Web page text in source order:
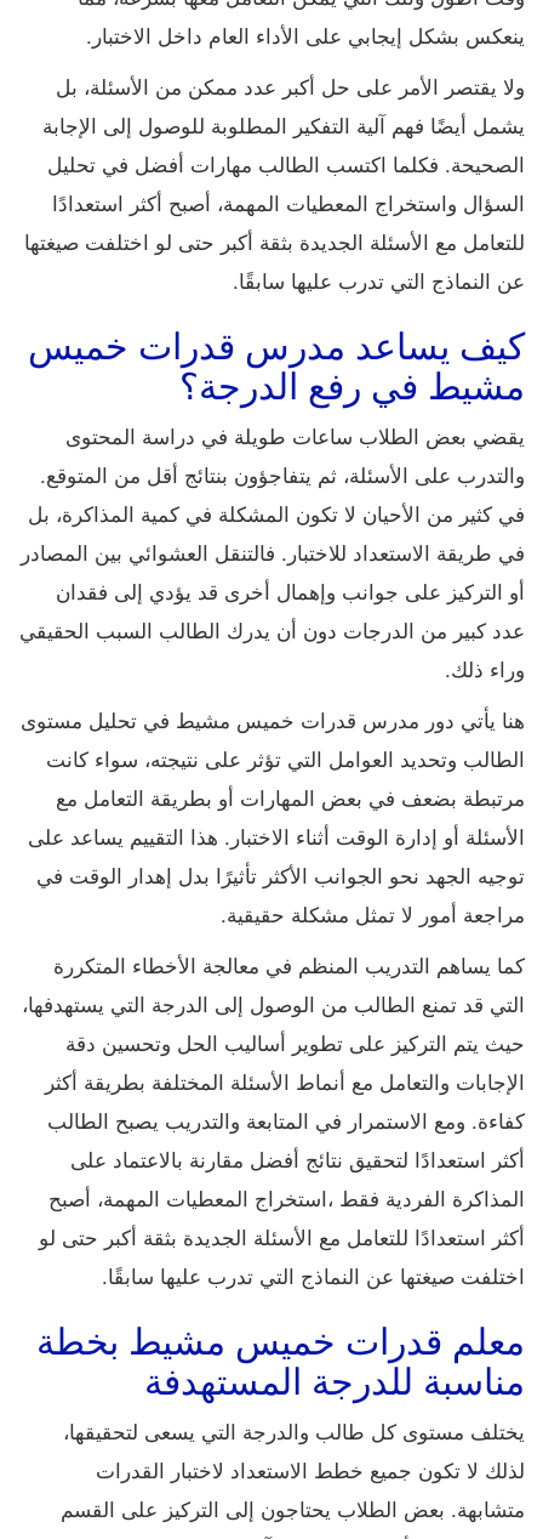
ينعكس بشكل إيجابي على الأداء العام داخل الاختبار.
ولا يقتصر الأمر على حل أكبر عدد ممكن من الأسئلة، بل
يشمل أيضًا فهم آلية التفكير المطلوبة للوصول إلى الإجابة
الصحيحة. فكلما اكتسب الطالب مهارات أفضل في تحليل
السؤال واستخراج المعطيات المهمة، أصبح أكثر استعدادًا
للتعامل مع الأسئلة الجديدة بثقة أكبر حتى لو اختلفت صيغتها
عن النماذج التي تدرب عليها سابقًا.
كيف يساعد مدرس قدرات خميس
مشيط في رفع الدرجة؟
يقضي بعض الطلاب ساعات طويلة في دراسة المحتوى
والتدرب على الأسئلة، ثم يتفاجؤون بنتائج أقل من المتوقع.
في كثير من الأحيان لا تكون المشكلة في كمية المذاكرة، بل
في طريقة الاستعداد للاختبار. فالتنقل العشوائي بين المصادر
أو التركيز على جوانب وإهمال أخرى قد يؤدي إلى فقدان
عدد كبير من الدرجات دون أن يدرك الطالب السبب الحقيقي
وراء ذلك.
هنا يأتي دور مدرس قدرات خميس مشيط في تحليل مستوى
الطالب وتحديد العوامل التي تؤثر على نتيجته، سواء كانت
مرتبطة بضعف في بعض المهارات أو بطريقة التعامل مع
الأسئلة أو إدارة الوقت أثناء الاختبار. هذا التقييم يساعد على
توجيه الجهد نحو الجوانب الأكثر تأثيرًا بدل إهدار الوقت في
مراجعة أمور لا تمثل مشكلة حقيقية.
كما يساهم التدريب المنظم في معالجة الأخطاء المتكررة
التي قد تمنع الطالب من الوصول إلى الدرجة التي يستهدفها،
حيث يتم التركيز على تطوير أساليب الحل وتحسين دقة
الإجابات والتعامل مع أنماط الأسئلة المختلفة بطريقة أكثر
كفاءة. ومع الاستمرار في المتابعة والتدريب يصبح الطالب
أكثر استعدادًا لتحقيق نتائج أفضل مقارنة بالاعتماد على
المذاكرة الفردية فقط ،استخراج المعطيات المهمة، أصبح
أكثر استعدادًا للتعامل مع الأسئلة الجديدة بثقة أكبر حتى لو
اختلفت صيغتها عن النماذج التي تدرب عليها سابقًا.
معلم قدرات خميس مشيط بخطة
مناسبة للدرجة المستهدفة
يختلف مستوى كل طالب والدرجة التي يسعى لتحقيقها،
لذلك لا تكون جميع خطط الاستعداد لاختبار القدرات
متشابهة. بعض الطلاب يحتاجون إلى التركيز على القسم